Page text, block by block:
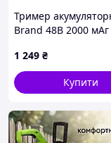
Тример
Brand 48В 2000 мАг
1 249 ₴
Купити